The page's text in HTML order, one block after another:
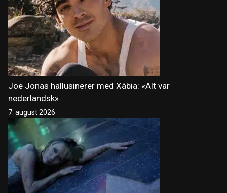
Joe Jonas hallusinerer med Xàbia: «Alt var
nederlandsk»
7. august 2026